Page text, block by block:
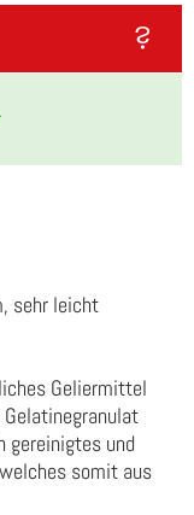
sehr leicht
Geliermittel
gereinigtes und
somit aus